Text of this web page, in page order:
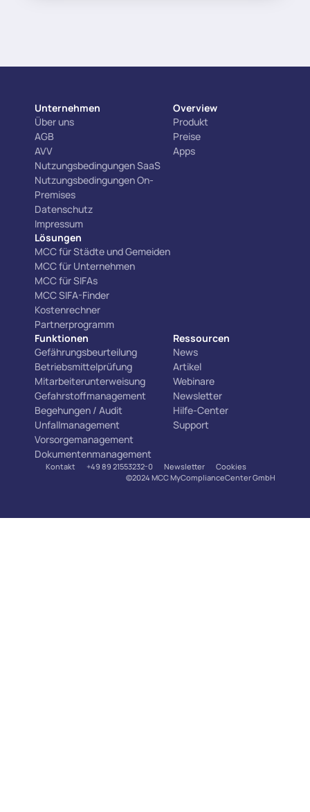
Unternehmen
Über uns
AGB
AVV
Nutzungsbedingungen SaaS
Nutzungsbedingungen On-
Premises
Datenschutz
Impressum
Overview
Produkt
Preise
Apps
Lösungen
MCC für Städte und Gemeiden
MCC für Unternehmen
MCC für SIFAs
MCC SIFA-Finder
Kostenrechner
Partnerprogramm
Funktionen
Gefährungsbeurteilung
Betriebsmittelprüfung
Mitarbeiterunterweisung
Gefahrstoffmanagement
Begehungen / Audit
Unfallmanagement
Vorsorgemanagement
Dokumentenmanagement
Ressourcen
News
Artikel
Webinare
Newsletter
Hilfe-Center
Support
Kontakt +49 89 21553232-0 Newsletter
Cookies
©2024 MCC MyComplianceCenter GmbH